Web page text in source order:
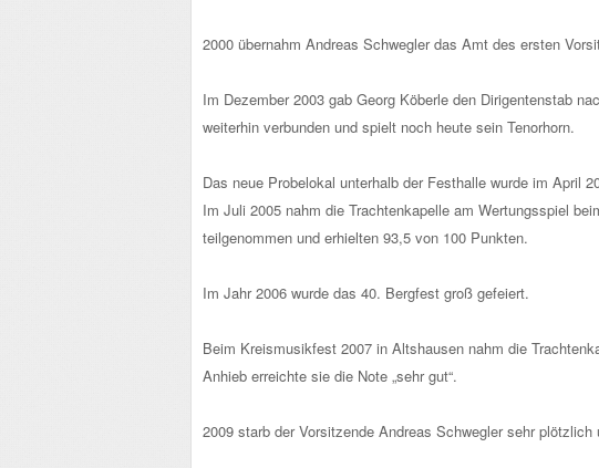
2000 übernahm Andreas Schwegler das Amt des ersten
Im Dezember 2003 gab Georg Köberle den Dirigentenstab
weiterhin verbunden und spielt noch heute sein Tenorhorn.
Das neue Probelokal unterhalb der Festhalle wurde im April
Im Juli 2005 nahm die Trachtenkapelle am Wertungsspiel
teilgenommen und erhielten 93,5 von 100 Punkten.
Im Jahr 2006 wurde das 40. Bergfest groß gefeiert.
Beim Kreismusikfest 2007 in Altshausen nahm die
Anhieb erreichte sie die Note „sehr gut“.
2009 starb der Vorsitzende Andreas Schwegler sehr